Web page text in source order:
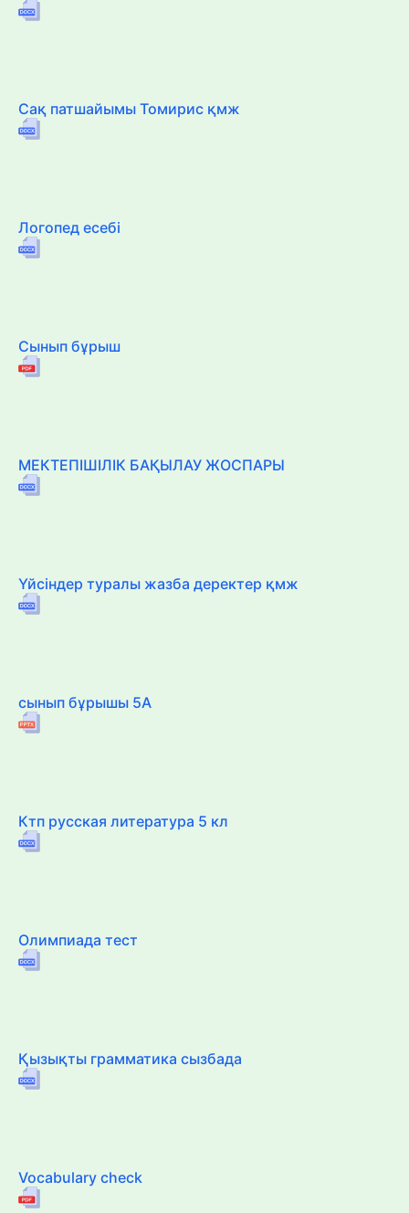
Сақ патшайымы Томирис қмж
Логопед есебі
Сынып бұрыш
МЕКТЕПІШІЛІК БАҚЫЛАУ ЖОСПАРЫ
Үйсіндер туралы жазба деректер қмж
сынып бұрышы 5А
Ктп русская литература 5 кл
Олимпиада тест
Қызықты грамматика сызбада
Vocabulary check